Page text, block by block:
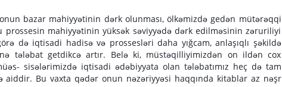
bazar mahiyyətinin dərk olunması, ölkəmizdə gedən mütərəqqi
mahiyyətinin yüksək səviyyədə dərk edilməsinin zəruriliyi
də iqtisadi hadisə və prossesləri daha yığcam, anlaşıqlı şəkildə
tələbat getdikcə artır. Belə ki, müstəqilliyimizdən on ildən cox
sisələrimizdə iqtisadi ədəbiyyata olan tələbatımız heç də tam
Bu vaxta qədər onun nəzəriyyəsi haqqında kitablar az nəşr